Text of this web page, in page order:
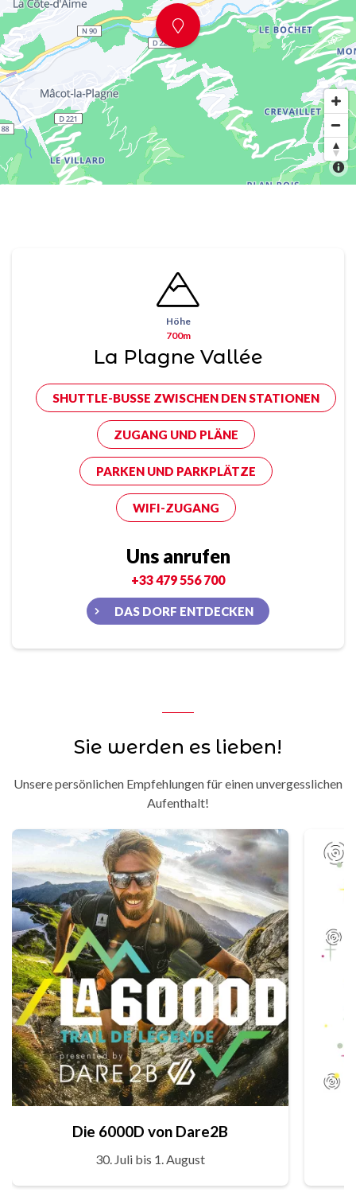
Höhe
700m
La Plagne Vallée
SHUTTLE-BUSSE ZWISCHEN DEN STATIONEN
ZUGANG UND PLÄNE
PARKEN UND PARKPLÄTZE
WIFI-ZUGANG
Uns anrufen
+33 479 556 700
DAS DORF ENTDECKEN
Sie werden es lieben!
Unsere persönlichen Empfehlungen für einen unvergesslichen
Aufenthalt!
Die 6000D von Dare2B
30. Juli bis 1. August